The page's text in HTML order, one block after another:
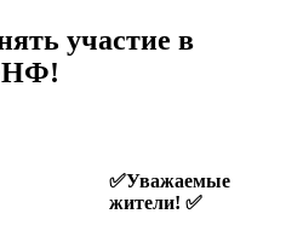
участие в
✅Уважаемые
жители! ✅